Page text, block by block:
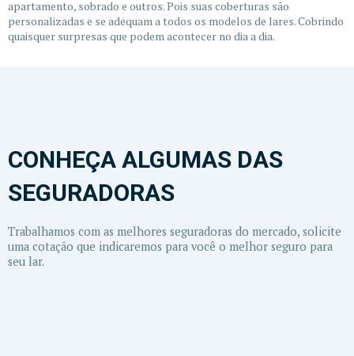
apartamento, sobrado e outros. Pois suas coberturas são
personalizadas e se adequam a todos os modelos de lares. Cobrindo
quaisquer surpresas que podem acontecer no dia a dia.
CONHEÇA ALGUMAS DAS
SEGURADORAS
Trabalhamos com as melhores seguradoras do mercado, solicite
uma cotação que indicaremos para você o melhor seguro para
seu lar.